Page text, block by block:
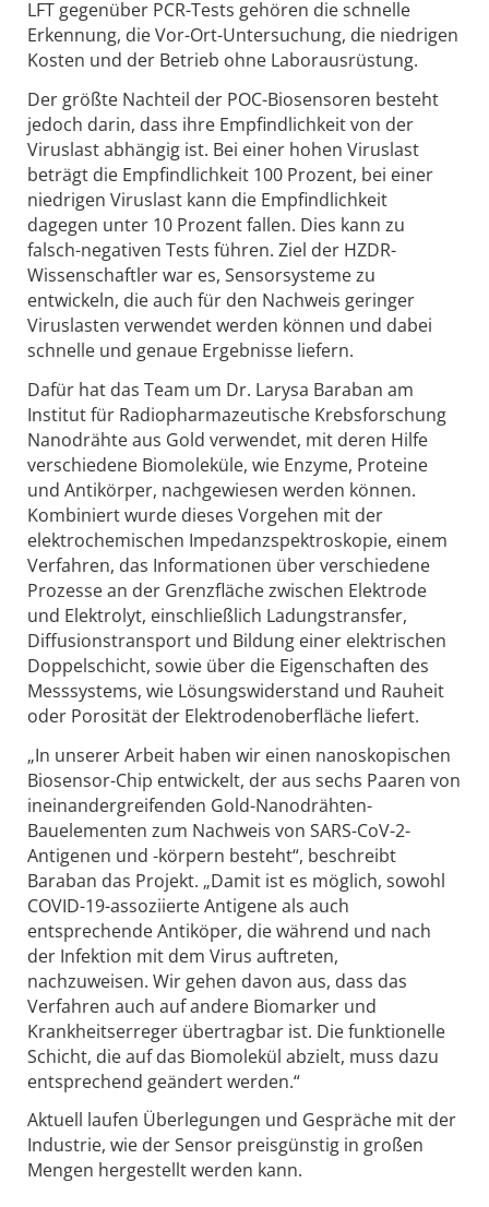
LFT gegenüber PCR-Tests gehören die schnelle
Erkennung, die Vor-Ort-Untersuchung, die niedrigen
Kosten und der Betrieb ohne Laborausrüstung.
Der größte Nachteil der POC-Biosensoren besteht
jedoch darin, dass ihre Empfindlichkeit von der
Viruslast abhängig ist. Bei einer hohen Viruslast
beträgt die Empfindlichkeit 100 Prozent, bei einer
niedrigen Viruslast kann die Empfindlichkeit
dagegen unter 10 Prozent fallen. Dies kann zu
falsch-negativen Tests führen. Ziel der HZDR-
Wissenschaftler war es, Sensorsysteme zu
entwickeln, die auch für den Nachweis geringer
Viruslasten verwendet werden können und dabei
schnelle und genaue Ergebnisse liefern.
Dafür hat das Team um Dr. Larysa Baraban am
Institut für Radiopharmazeutische Krebsforschung
Nanodrähte aus Gold verwendet, mit deren Hilfe
verschiedene Biomoleküle, wie Enzyme, Proteine
und Antikörper, nachgewiesen werden können.
Kombiniert wurde dieses Vorgehen mit der
elektrochemischen Impedanzspektroskopie, einem
Verfahren, das Informationen über verschiedene
Prozesse an der Grenzfläche zwischen Elektrode
und Elektrolyt, einschließlich Ladungstransfer,
Diffusionstransport und Bildung einer elektrischen
Doppelschicht, sowie über die Eigenschaften des
Messsystems, wie Lösungswiderstand und Rauheit
oder Porosität der Elektrodenoberfläche liefert.
„In unserer Arbeit haben wir einen nanoskopischen
Biosensor-Chip entwickelt, der aus sechs Paaren von
ineinandergreifenden Gold-Nanodrähten-
Bauelementen zum Nachweis von SARS-CoV-2-
Antigenen und -körpern besteht“, beschreibt
Baraban das Projekt. „Damit ist es möglich, sowohl
COVID-19-assoziierte Antigene als auch
entsprechende Antiköper, die während und nach
der Infektion mit dem Virus auftreten,
nachzuweisen. Wir gehen davon aus, dass das
Verfahren auch auf andere Biomarker und
Krankheitserreger übertragbar ist. Die funktionelle
Schicht, die auf das Biomolekül abzielt, muss dazu
entsprechend geändert werden.“
Aktuell laufen Überlegungen und Gespräche mit der
Industrie, wie der Sensor preisgünstig in großen
Mengen hergestellt werden kann.